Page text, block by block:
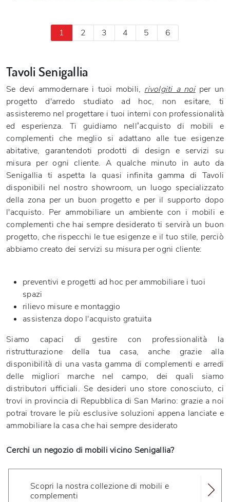
1 2 3 4 5 6
Tavoli Senigallia
Se devi ammodernare i tuoi mobili, rivolgiti a noiper un
progetto d'arredo studiato ad hoc, non esitare, ti
assisteremo nel progettare i tuoi interni con professionalità
ed esperienza. Ti guidiamo nell’acquisto di mobili e
complementi che meglio si adattano alle tue esigenze
abitative, garantendoti prodotti di design e servizi su
misura per ogni cliente. A qualche minuto in auto da
Senigallia ti aspetta la quasi infinita gamma di Tavoli
disponibili nel nostro showroom, un luogo specializzato
della zona per un buon progetto e per il supporto dopo
l'acquisto. Per ammobiliare un ambiente con i mobili e
complementi che hai sempre desiderato ti servirà un buon
progetto, che rispecchi le tue esigenze e il tuo stile, perciò
abbiamo creato dei servizi su misura per ogni cliente:
preventivi e progetti ad hoc per ammobiliare i tuoi
spazi
rilievo misure e montaggio
assistenza dopo l'acquisto gratuita
Siamo capaci di gestire con professionalità la
ristrutturazione della tua casa, anche grazie alla
disponibilità di una vasta gamma di complementi e arredi
delle migliori marche nel campo, dei quali siamo
distributori ufficiali. Se desideri uno store conosciuto, ci
trovi in provincia di Repubblica di San Marino: grazie a noi
potrai trovare le più esclusive soluzioni appena lanciate e
ammobiliare la casa che hai sempre desiderato
Cerchi un negozio di mobili vicino Senigallia?
Scopri la nostra collezione di mobili e
complementi